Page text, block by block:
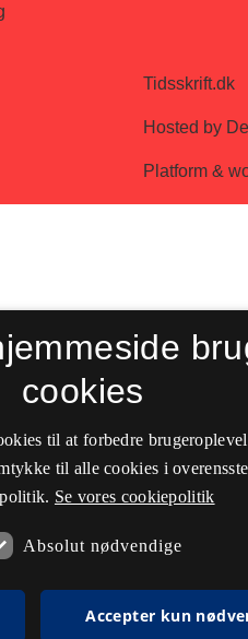
cookies
til at forbedre
til alle cookies i
Se vores cookiepolitik
Absolut nødvendige
Accepter kun